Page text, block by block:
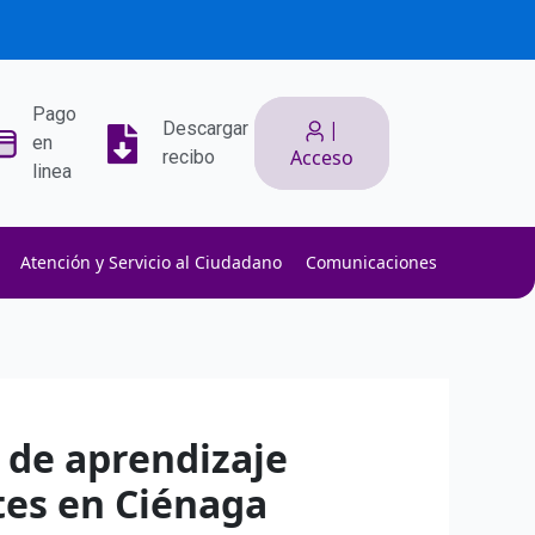
Pago
en
linea
Descargar
recibo
|
Acceso
Atención y Servicio al Ciudadano Comunicaciones
aprendizaje
en Ciénaga